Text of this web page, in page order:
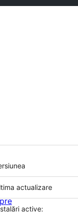
actualizare
active: